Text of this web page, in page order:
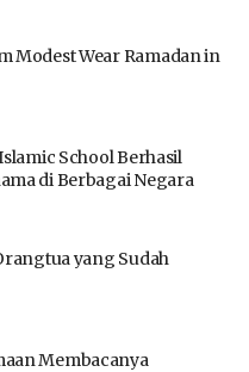
Modest Wear Ramadan in
School Berhasil
di Berbagai Negara
yang Sudah
Membacanya